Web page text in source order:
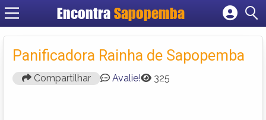
Encontra Sapopemba
Cadastrar empresa
Criar conta
Panificadora Rainha de Sapopemba
Compartilhar Avalie! 325